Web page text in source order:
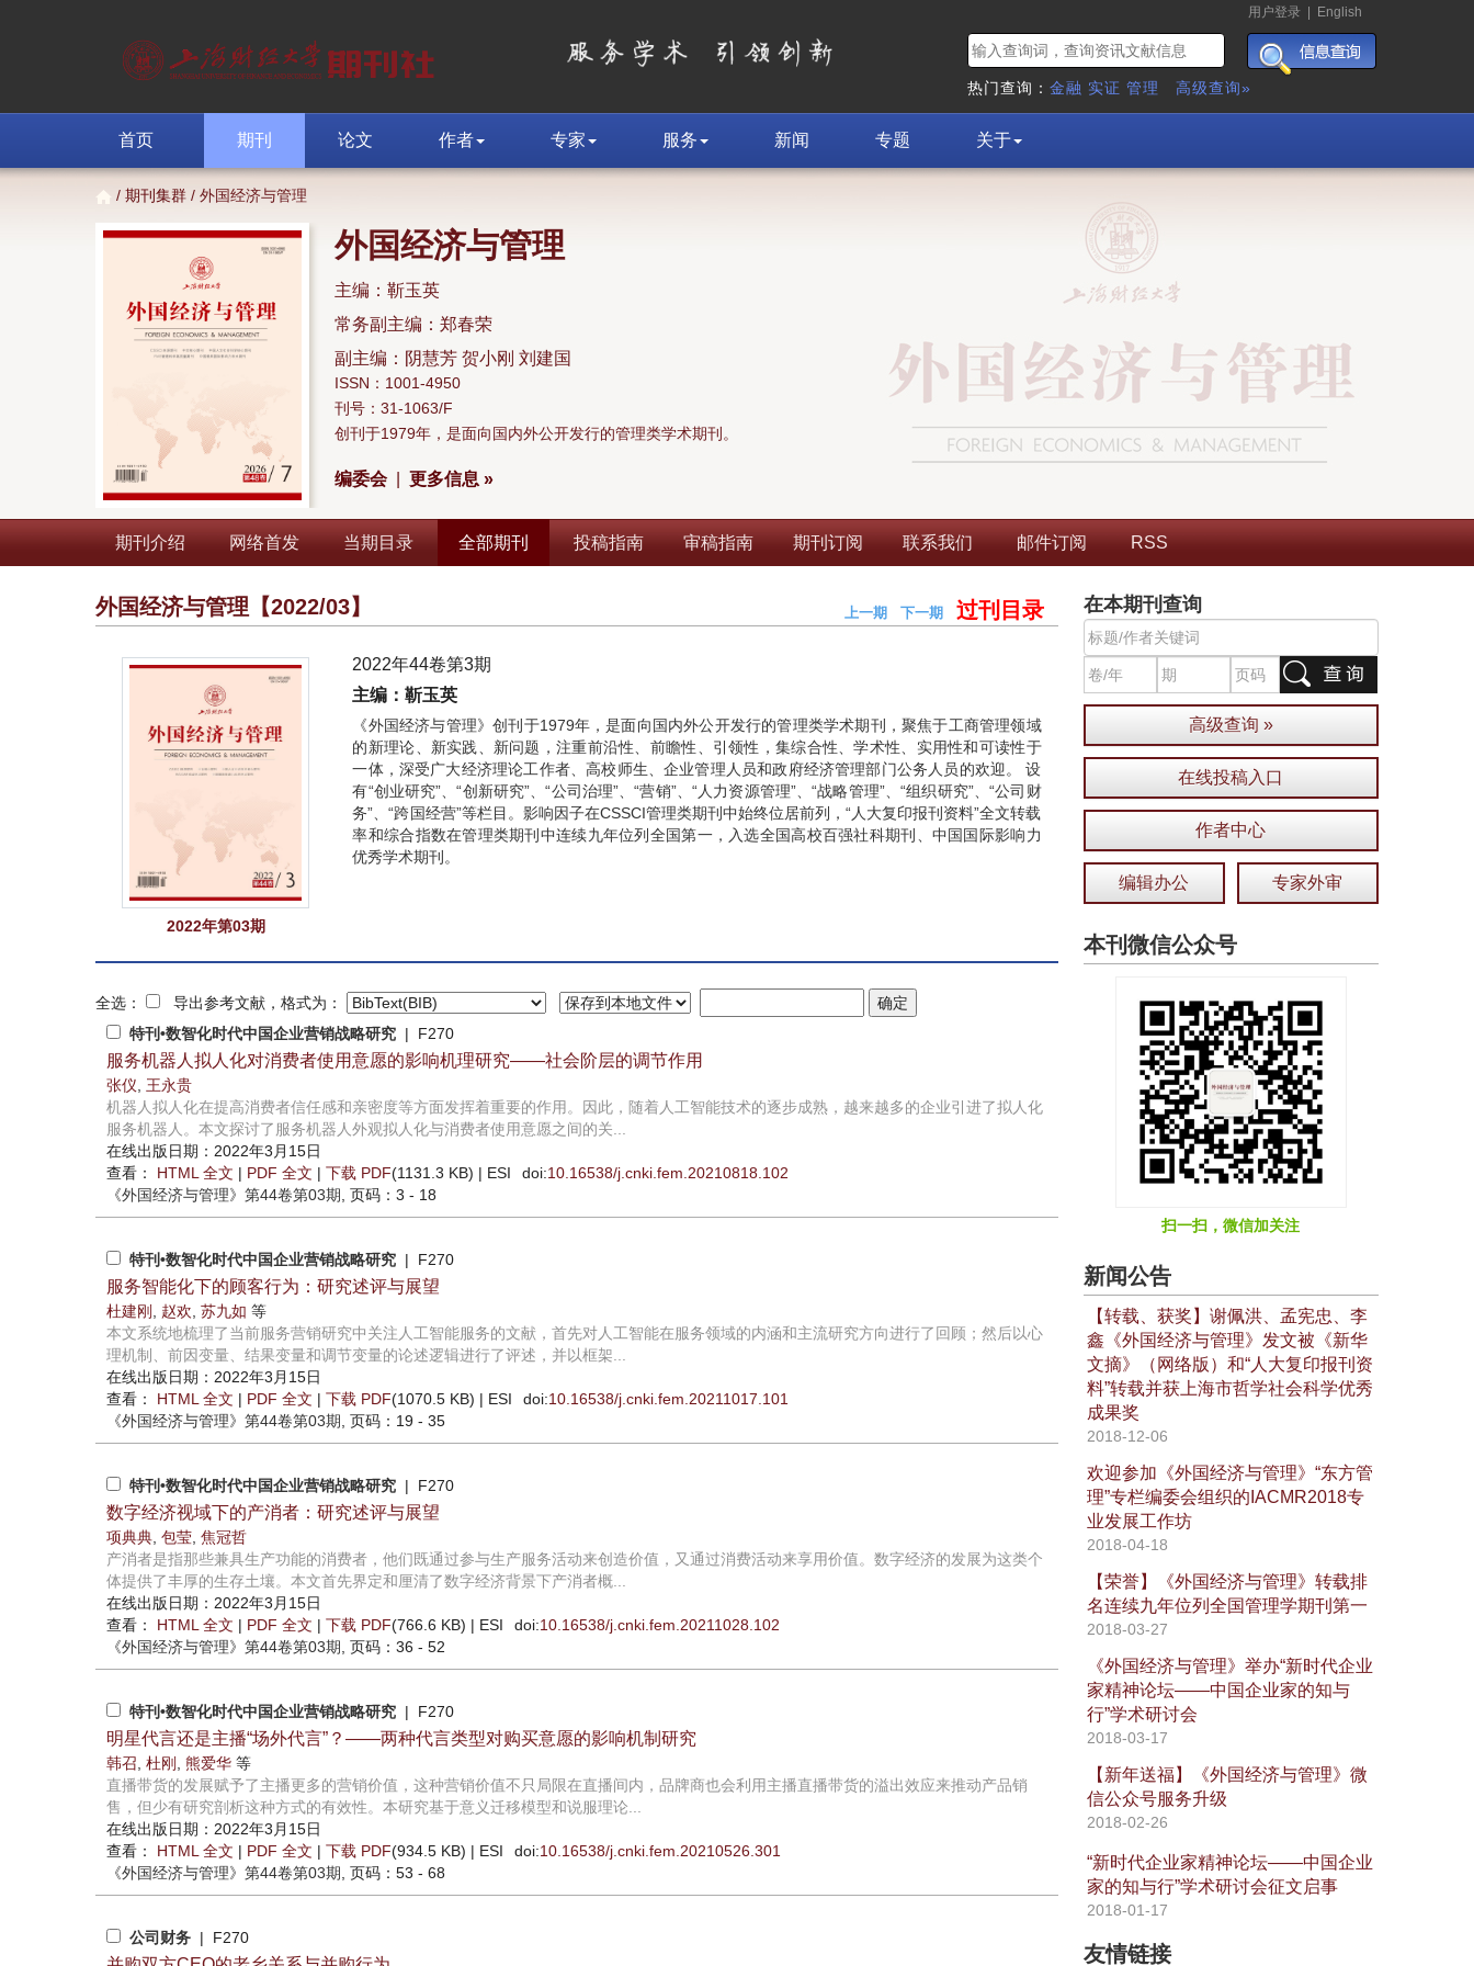
用户登录 English
热门查询： 金融 实证 管理 高级查询»
首页 期刊 论文 作者 专家 服务 新闻 专题 关于
/ 期刊集群 / 外国经济与管理
外国经济与管理
主编：靳玉英
常务副主编：郑春荣
副主编：阴慧芳 贺小刚 刘建国
ISSN：1001-4950
刊号：31-1063/F
创刊于1979年，是面向国内外公开发行的管理类学术期刊。
编委会| 更多信息 »
期刊介绍 网络首发 当期目录 全部期刊 投稿指南 审稿指南 期刊订阅 联系我们 邮件订阅 RSS
外国经济与管理 【2022/03】 上一期 下一期过刊目录
2022年第03期
2022年44卷第3期
主编：靳玉英
《外国经济与管理》创刊于1979年，是面向国内外公开发行的管理类学术期刊，聚焦于工商管理领域
的新理论、新实践、新问题，注重前沿性、前瞻性、引领性，集综合性、学术性、实用性和可读性于
一体，深受广大经济理论工作者、高校师生、企业管理人员和政府经济管理部门公务人员的欢迎。 设
有“创业研究”、“创新研究”、“公司治理”、“营销”、“人力资源管理”、“战略管理”、“组织研究”、“公司财
务”、“跨国经营”等栏目。影响因子在CSSCI管理类期刊中始终位居前列，“人大复印报刊资料”全文转载
率和综合指数在管理类期刊中连续九年位列全国第一，入选全国高校百强社科期刊、中国国际影响力
优秀学术期刊。
全选：
导出参考文献，格式为：
特刊•数智化时代中国企业营销战略研究 | F270
服务机器人拟人化对消费者使用意愿的影响机理研究——社会阶层的调节作用
张仪
王永贵
机器人拟人化在提高消费者信任感和亲密度等方面发挥着重要的作用。因此，随着人工智能技术的逐步成熟，越来越多的企业引进了拟人化
服务机器人。本文探讨了服务机器人外观拟人化与消费者使用意愿之间的关...
在线出版日期：2022年3月15日
查看： HTML 全文 | PDF 全文 | 下载 PDF(1131.3 KB) | ESI doi:10.16538/j.cnki.fem.20210818.102
《外国经济与管理》 第44卷第03期 , 页码：3 - 18
特刊•数智化时代中国企业营销战略研究 | F270
服务智能化下的顾客行为：研究述评与展望
杜建刚 赵欢 苏九如 等
本文系统地梳理了当前服务营销研究中关注人工智能服务的文献，首先对人工智能在服务领域的内涵和主流研究方向进行了回顾；然后以心
理机制、前因变量、结果变量和调节变量的论述逻辑进行了评述，并以框架...
在线出版日期：2022年3月15日
查看： HTML 全文 | PDF 全文 | 下载 PDF(1070.5 KB) | ESI doi:10.16538/j.cnki.fem.20211017.101
《外国经济与管理》 第44卷第03期 , 页码：19 - 35
特刊•数智化时代中国企业营销战略研究 | F270
数字经济视域下的产消者：研究述评与展望
项典典 包莹 焦冠哲
产消者是指那些兼具生产功能的消费者，他们既通过参与生产服务活动来创造价值，又通过消费活动来享用价值。数字经济的发展为这类个
体提供了丰厚的生存土壤。本文首先界定和厘清了数字经济背景下产消者概...
在线出版日期：2022年3月15日
查看： HTML 全文 | PDF 全文 | 下载 PDF(766.6 KB) | ESI doi:10.16538/j.cnki.fem.20211028.102
《外国经济与管理》 第44卷第03期 , 页码：36 - 52
特刊•数智化时代中国企业营销战略研究 | F270
明星代言还是主播“场外代言”？——两种代言类型对购买意愿的影响机制研究
韩召 杜刚 熊爱华 等
直播带货的发展赋予了主播更多的营销价值，这种营销价值不只局限在直播间内，品牌商也会利用主播直播带货的溢出效应来推动产品销
售，但少有研究剖析这种方式的有效性。本研究基于意义迁移模型和说服理论...
在线出版日期：2022年3月15日
查看： HTML 全文 | PDF 全文 | 下载 PDF(934.5 KB) | ESI doi:10.16538/j.cnki.fem.20210526.301
《外国经济与管理》 第44卷第03期 , 页码：53 - 68
公司财务 | F270
在本期刊查询
高级查询 »
在线投稿入口
作者中心
编辑办公 专家外审
本刊微信公众号
扫一扫，微信加关注
新闻公告
【转载、获奖】谢佩洪、孟宪忠、李
鑫《外国经济与管理》发文被《新华
文摘》（网络版）和“人大复印报刊资
料”转载并获上海市哲学社会科学优秀
成果奖
2018-12-06
欢迎参加《外国经济与管理》“东方管
理”专栏编委会组织的IACMR2018专
业发展工作坊
2018-04-18
【荣誉】《外国经济与管理》转载排
名连续九年位列全国管理学期刊第一
2018-03-27
《外国经济与管理》举办“新时代企业
家精神论坛——中国企业家的知与
行”学术研讨会
2018-03-17
【新年送福】《外国经济与管理》微
信公众号服务升级
2018-02-26
“新时代企业家精神论坛——中国企业
家的知与行”学术研讨会征文启事
2018-01-17
友情链接